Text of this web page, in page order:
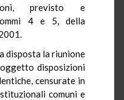
previsto e
4 e 5, della
disposta la riunione
disposizioni
censurate in
comuni e